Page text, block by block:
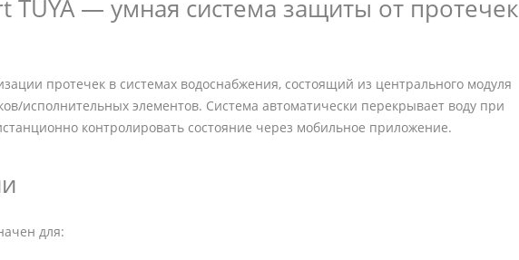
TUYA — умная система защиты от протечек
протечек в системах водоснабжения, состоящий из центрального модуля
исполнительных элементов. Система автоматически перекрывает воду при
контролировать состояние через мобильное приложение.
для: